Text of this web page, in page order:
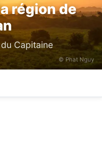
région de
Capitaine
© Phat Nguy